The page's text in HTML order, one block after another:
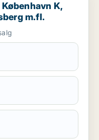
K,
m.fl.